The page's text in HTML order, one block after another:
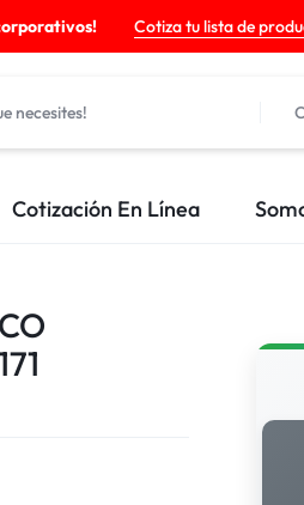
Cotiza tu lista de
Cotización En Línea